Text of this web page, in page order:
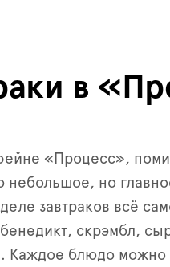
в
«Процесс»,
небольшое, но
завтраков всё
скрэмбл,
Каждое блюдо можно